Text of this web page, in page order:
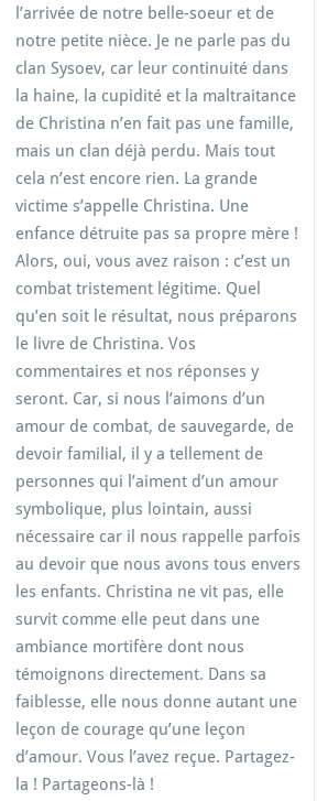
l’arrivée de notre belle-soeur et de
notre petite nièce. Je ne parle pas du
clan Sysoev, car leur continuité dans
la haine, la cupidité et la maltraitance
de Christina n’en fait pas une famille,
mais un clan déjà perdu. Mais tout
cela n’est encore rien. La grande
victime s’appelle Christina. Une
enfance détruite pas sa propre mère !
Alors, oui, vous avez raison : c’est un
combat tristement légitime. Quel
qu’en soit le résultat, nous préparons
le livre de Christina. Vos
commentaires et nos réponses y
seront. Car, si nous l’aimons d’un
amour de combat, de sauvegarde, de
devoir familial, il y a tellement de
personnes qui l’aiment d’un amour
symbolique, plus lointain, aussi
nécessaire car il nous rappelle parfois
au devoir que nous avons tous envers
les enfants. Christina ne vit pas, elle
survit comme elle peut dans une
ambiance mortifère dont nous
témoignons directement. Dans sa
faiblesse, elle nous donne autant une
leçon de courage qu’une leçon
d’amour. Vous l’avez reçue. Partagez-
la ! Partageons-là !